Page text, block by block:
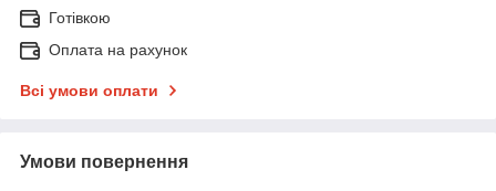
Готівкою
Оплата на рахунок
Всі умови оплати
Умови повернення